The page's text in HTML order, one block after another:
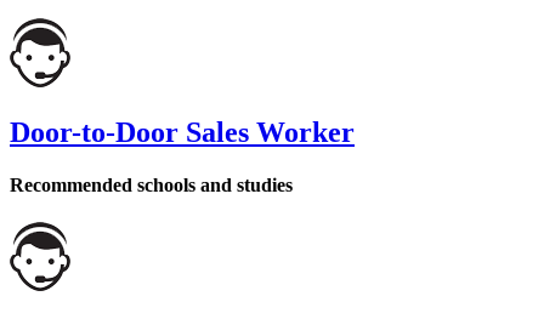
Door-to-Door Sales Worker
Recommended schools and studies